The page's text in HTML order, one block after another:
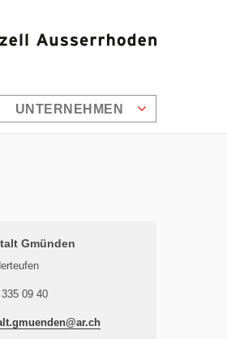
UNTERNEHMEN
Gmünden
09 40
ar.ch